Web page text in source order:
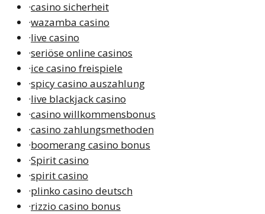
·casino sicherheit
·wazamba casino
·live casino
·seriöse online casinos
·ice casino freispiele
·spicy casino auszahlung
·live blackjack casino
·casino willkommensbonus
·casino zahlungsmethoden
·boomerang casino bonus
·Spirit casino
·spirit casino
·plinko casino deutsch
·rizzio casino bonus